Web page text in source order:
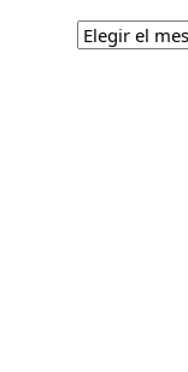
Archivos